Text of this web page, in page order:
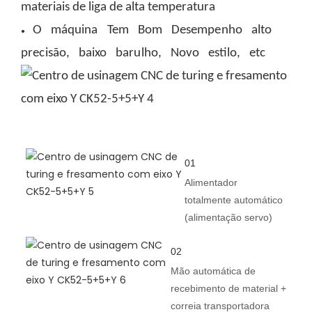
materiais de liga de alta temperatura
● O máquina Tem Bom Desempenho
alto
precisão,
baixo barulho, Novo estilo, etc
01
Alimentador
totalmente automático
(alimentação servo)
02
Mão automática de
recebimento de material +
correia transportadora